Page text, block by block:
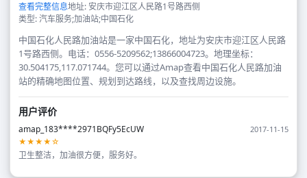
查看完整信息地址: 安庆市迎江区人民路1号路西侧
类型: 汽车服务;加油站;中国石化
中国石化人民路加油站是一家中国石化，地址为安庆市迎江区人民路
1号路西侧。电话：0556-5209562;13866004723。地理坐标：
30.504175,117.071744。您可以通过Amap查看中国石化人民路加油
站的精确地图位置、规划到达路线，以及查找周边设施。
用户评价
amap_183****2971BQFy5EcUW
2017-11-15
★★★★☆
卫生整洁，加油很方便，服务好。